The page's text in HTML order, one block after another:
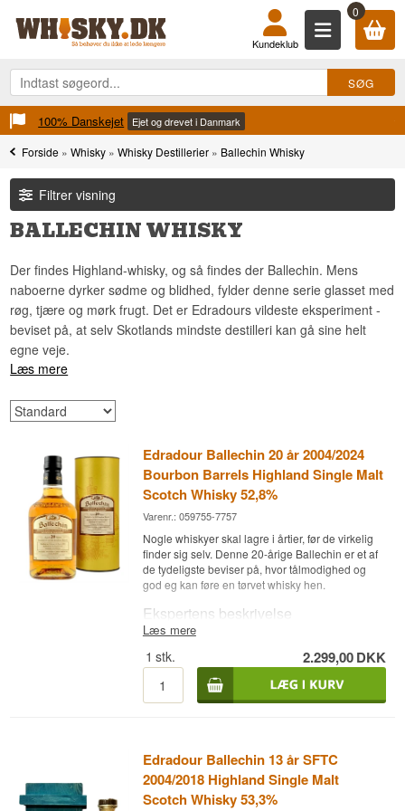
0
Kundeklub
100% Danskejet Ejet og drevet i Danmark
Forside »Whisky »Whisky Destillerier » Ballechin Whisky
Filtrer visning
BALLECHIN WHISKY
Der findes Highland-whisky, og så findes der Ballechin. Mens
naboerne dyrker sødme og blidhed, fylder denne serie glasset med
røg, tjære og mørk frugt. Det er Edradours vildeste eksperiment -
beviset på, at selv Skotlands mindste destilleri kan gå sine helt
egne veje.
Læs mere
Edradour Ballechin 20 år 2004/2024
Bourbon Barrels Highland Single Malt
Scotch Whisky 52,8%
Varenr.: 059755-7757
Nogle whiskyer skal lagre i årtier, før de virkelig
finder sig selv. Denne 20-årige Ballechin er et af
de tydeligste beviser på, hvor tålmodighed og
god eg kan føre en tørvet whisky hen.
Ekspertens beskrivelse
Barrels er en Highland Single Malt Scotch
Whisky lagret på 1st fill bourbonfade og aftappet
ved 52,8 %.
givet den en usædvanlig dybde, hvor Ballechins
kraftige tørv gradvist er blødgjort af
bourbontræets vanilje og sødme. Med 2.016
flasker er det en af de større udgivelser i serien,
Læs mere
1 stk. 2.299,00DKK
Edradour Ballechin 13 år SFTC
2004/2018 Highland Single Malt
Scotch Whisky 53,3%